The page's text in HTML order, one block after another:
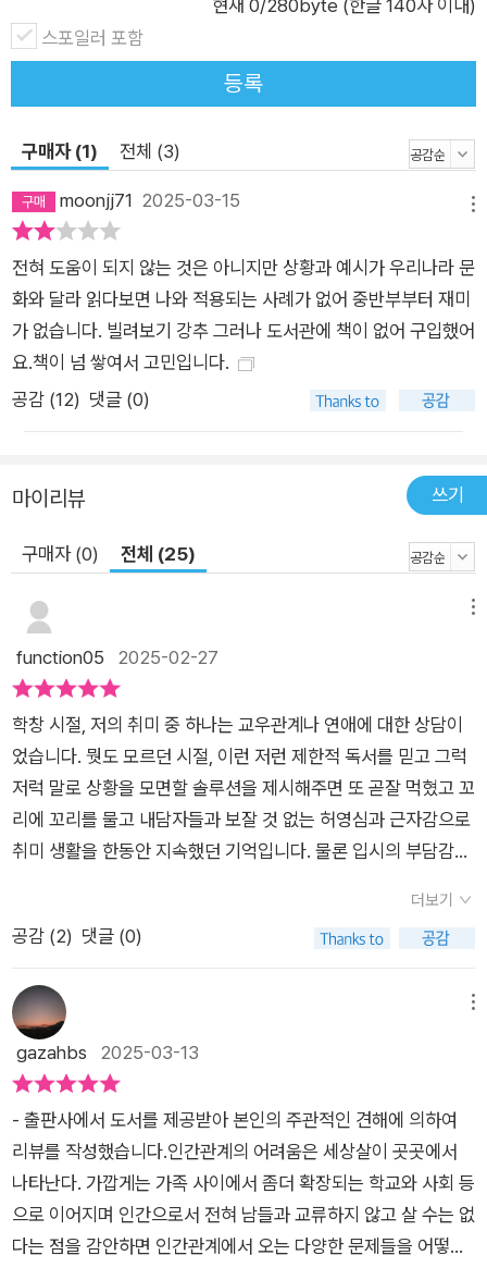
굳이 내가 허용할 수 있는 것과 없는 것을 명확히 설명하려 하지
않아도 되며, 굳이 그 선을 넘는 사람들에게까지 친절하게 대할
필요도 없다. 진정으로 친절을 베풀어야 할 대상은 바로 나 자신
이루기 위해 노력한다면 자연스럽게 자신을 알고 존중하며 사랑
하는 법을 배우게 된다. 그리고 나 자신을 존중하고 사랑하는 태
도는 타인에게도 영향을 미쳐, 그들 또한 당신을 존중하고 사랑하
는 방법을 배우게 될 것이다. 결국, 나 자신을 돌보고 스스로를 존
중하는 것이야말로 건강한 관계의 시작점이라는 것을 저자는 역
설한다. 섣불리 자신과 타인을 진단하지 말 것 “나는 INFP
야”,“나는 ESTJ야”,“나는 이러이러한 애착 유형이야”,“나의 내
유행처럼 번지고 있다. 하지만 이러한 진단에는 감정을 깊이 들여
치 정체성의 일부가 되어 더 이상의 질문과 탐구를 막아버릴 수
있다. 충분한 시간을 들여 자신을 제대로 이해하기 전에 성급히
정의를 내리려는 태도는 실질적인 변화를 가져오지 못한다. 우리
는 자신과 타인, 그리고 세상을 이해하는 깊이와 방식이 모두 다
르다. 따라서 사람들을 특정 틀 안에 가두어 생각하기 시작하는
것은 지나치게 제한적일 수 있다. 진단은 유용할 때도 있지만, 잘
못 사용되면 스스로를 제한하거나 고립감을 키울 수도 있다. 자기
성찰을 하는 과정에서 피해망상이 심해지거나 타인을 일방적으
로 판단하게 된다면, 이러한 진단은 오히려 해로울 수 있는 것이
다. 저자는 우리가 모두 계속해서 성장하는 존재임을 강조하고 있
다. 우리는 절대 완성된 상태로 고정되지 않으며, 다양한 이론과
관점을 살펴보며 특정 시점에서 자신에게 가장 적합한 방식을 찾
아내는 것이 중요하다고 말한다. 이 책에 소개된 이론들은 당신의
신념 체계와 삶의 방식을 점검하고, 어떤 것을 유지하거나 바꿀지
하는 습관을 통해 타인과의 관계가 더욱 행복하고 건강해질 수 있
도록 돕는다. 결국, 성급한 진단이나 한정된 틀에 자신을 가두기
보다 스스로를 유연하게 탐구하고 성장해 나가는 태도가 필요하
다고 조언한다. “당신은 지금 모습 그대로도 괜찮은 사람이다!”
자기계발 분야의 대가이자 《자신감 수업》의 저자 수잔 제퍼스는
“당신은 있는 그대로도 충분히 훌륭하며 매 순간 배우고 성장하
는 강하고 다정한 사람이다”라고 말했다. 혹시 지금, 내가 되어야
한다고 생각하는 모습이나 타인이 기대한다고 믿는 모습을 위해
진짜 나의 모습을 숨기고 있지 않은가? 그러나 기억하라. 당신은
지금 모습 그대로도 괜찮은 사람이다. 자신을 드러내는 것이 두렵
현재 0/280byte (한글 140자 이내)
스포일러 포함
등록
구매자 (1) 전체 (3)
moonjj71 2025-03-15
전혀 도움이 되지 않는 것은 아니지만 상황과 예시가 우리나라 문
화와 달라 읽다보면 나와 적용되는 사례가 없어 중반부부터 재미
가 없습니다. 빌려보기 강추 그러나 도서관에 책이 없어 구입했어
요.책이 넘 쌓여서 고민입니다.
공감 (12) 댓글 (0)
마이리뷰 쓰기
구매자 (0) 전체 (25)
function05 2025-02-27
학창 시절, 저의 취미 중 하나는 교우관계나 연애에 대한 상담이
었습니다. 뭣도 모르던 시절, 이런 저런 제한적 독서를 믿고 그럭
저럭 말로 상황을 모면할 솔루션을 제시해주면 또 곧잘 먹혔고 꼬
리에 꼬리를 물고 내담자들과 보잘 것 없는 허영심과 근자감으로
취미 생활을 한동안 지속했던 기억입니다. 물론 입시의 부담감이
로 상담소는 그렇게 문을 닫고야 말았습니다.이 책, <내가 사랑
하는 사람들이 이 책을 읽었으면>을 읽고서 가장 먼저 떠올린 것
면 그 취미생활을 가장한 나름의 심리적 휴양지는 더 오래 영속할
수도 있었겠다 하는 즐거운 상상이었습니다. “나는 이 책이 당신
의 초기 적응 방식과 신념 체계를 이해하고 도움이 되는 부분과
다.” -p.011저자가 서론에서 밝혔 듯, 책은 다양한 고민상담의 이
슈들에 답하는 형식으로 카테고리로 구분된 괜찮은 심리상담 지
침서이자, 독자 개개인의 자기인식과 인간관계의 양과 질을 개선
할 명쾌한 네비게이터가 될 만합니다. 최근 <나는 솔로>라는 짝
짓기 프로그램에 출연한 한 남자 출연자는 ‘내가 이렇게나 너를
더보기
공감 (2) 댓글 (0)
gazahbs 2025-03-13
- 출판사에서 도서를 제공받아 본인의 주관적인 견해에 의하여
리뷰를 작성했습니다.인간관계의 어려움은 세상살이 곳곳에서
나타난다. 가깝게는 가족 사이에서 좀더 확장되는 학교와 사회 등
으로 이어지며 인간으로서 전혀 남들과 교류하지 않고 살 수는 없
다는 점을 감안하면 인간관계에서 오는 다양한 문제들을 어떻게